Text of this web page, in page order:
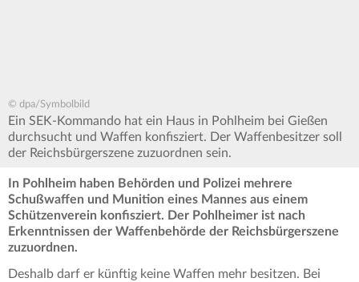
© dpa/Symbolbild
Ein SEK-Kommando hat ein Haus in Pohlheim bei Gießen
durchsucht und Waffen konfisziert. Der Waffenbesitzer soll
der Reichsbürgerszene zuzuordnen sein.
In Pohlheim haben Behörden und Polizei mehrere
Schußwaffen und Munition eines Mannes aus einem
Schützenverein konfisziert. Der Pohlheimer ist nach
Erkenntnissen der Waffenbehörde der Reichsbürgerszene
zuzuordnen.
Deshalb darf er künftig keine Waffen mehr besitzen. Bei